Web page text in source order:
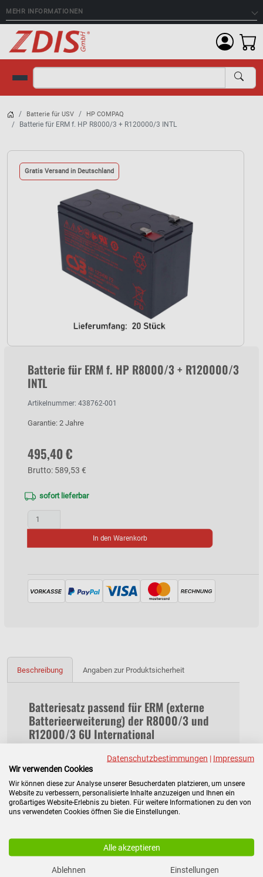
MEHR INFORMATIONEN
Suche
Batterie für USV HP COMPAQ
Batterie für ERM f. HP R8000/3 + R120000/3 INTL
Gratis Versand in Deutschland
Batterie für ERM f. HP R8000/3 + R120000/3
INTL
Artikelnummer: 438762-001
Garantie: 2 Jahre
495,40 €
Brutto: 589,53 €
sofort lieferbar
In den Warenkorb
Beschreibung Angaben zur Produktsicherheit
Batteriesatz passend für ERM (externe
Batterieerweiterung) der R8000/3 und
R12000/3 6U International
Dieser Batteriesatz wird jeweils ein mal benötigt für:
AF432A undAF434A
(ERM P/N: 438762-001)
Der Batteriesatz besteht aus 20 Stück selektierten,
verschlossenen, wartungsfreien Bleiakkus. Bei dem
Brücken weiterhin verwendet werden. Das ERM ist für
den Batteriewechsel aus dem Rack auszubauen.
Datenschutzbestimmungen | Impressum
Wir verwenden Cookies
Wir können diese zur Analyse unserer Besucherdaten platzieren, um unsere
Website zu verbessern, personalisierte Inhalte anzuzeigen und Ihnen ein
großartiges Website-Erlebnis zu bieten. Für weitere Informationen zu den von
uns verwendeten Cookies öffnen Sie die Einstellungen.
Alle akzeptieren
Ablehnen Einstellungen